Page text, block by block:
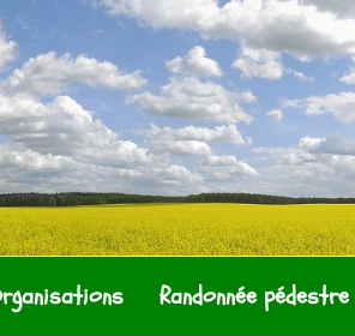
Randonnée pédestre